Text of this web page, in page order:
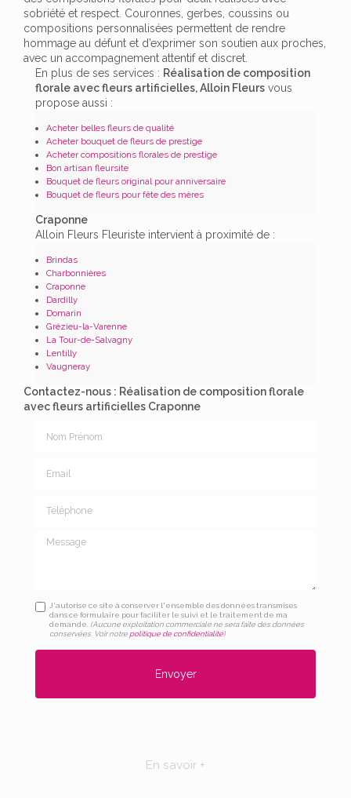
sobriété et respect. Couronnes, gerbes, coussins ou
compositions personnalisées permettent de rendre
hommage au défunt et d’exprimer son soutien aux proches,
avec un accompagnement attentif et discret.
En plus de ses services : Réalisation de composition
florale avec fleurs artificielles, Alloin Fleurs vous
propose aussi :
Acheter belles fleurs de qualité
Acheter bouquet de fleurs de prestige
Acheter compositions florales de prestige
Bon artisan fleursite
Bouquet de fleurs original pour anniversaire
Bouquet de fleurs pour fête des mères
Craponne
Alloin Fleurs Fleuriste intervient à proximité de :
Brindas
Charbonnières
Craponne
Dardilly
Domarin
Grézieu-la-Varenne
La Tour-de-Salvagny
Lentilly
Vaugneray
Contactez-nous : Réalisation de composition florale
avec fleurs artificielles Craponne
Message
J'autorise ce site à conserver l'ensemble des données transmises
dans ce formulaire pour faciliter le suivi et le traitement de ma
demande. (Aucune exploitation commerciale ne sera faite des données
conservées. Voir notre politique de confidentialité)
En savoir +